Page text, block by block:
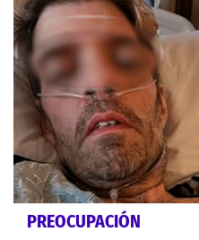
PREOCUPACIÓN